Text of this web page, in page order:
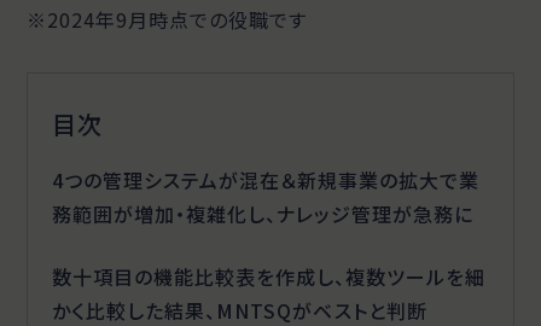
※2024年9月時点での役職です
目次
4つの管理システムが混在＆新規事業の拡大で業
務範囲が増加・複雑化し、ナレッジ管理が急務に
数十項目の機能比較表を作成し、複数ツールを細
かく比較した結果、MNTSQがベストと判断